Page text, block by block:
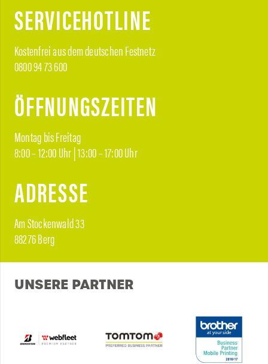
SERVICEHOTLINE
Kostenfrei aus dem deutschen Festnetz
0800 94 73 600
ÖFFNUNGSZEITEN
Montag bis Freitag
8:00 – 12:00 Uhr | 13:00 – 17:00 Uhr
ADRESSE
Am Stockenwald 33
88276 Berg
UNSERE PARTNER